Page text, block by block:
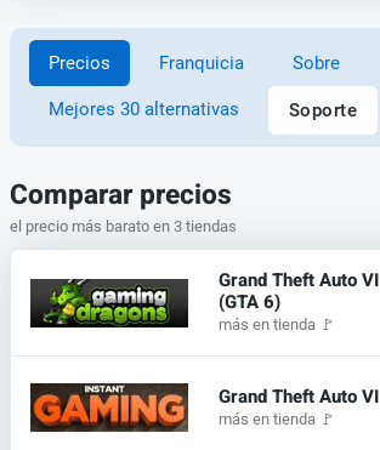
Precios Franquicia Sobre
Mejores 30 alternativas Soporte
Comparar precios
el precio más barato en 3 tiendas
Grand Theft Auto VI
(GTA 6)
más en tienda 🚩
Grand Theft Auto VI
más en tienda 🚩